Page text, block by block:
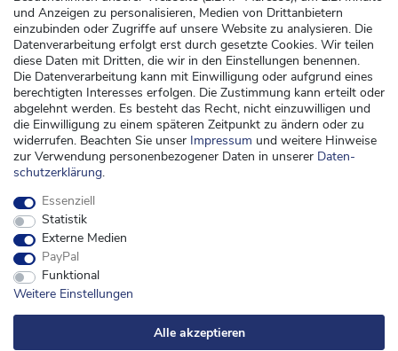
und Anzeigen zu personalisieren, Medien von Drittanbietern
einzubinden oder Zugriffe auf unsere Website zu analysieren. Die
Datenverarbeitung erfolgt erst durch gesetzte Cookies. Wir teilen
diese Daten mit Dritten, die wir in den Einstellungen benennen.
Die Datenverarbeitung kann mit Einwilligung oder aufgrund eines
berechtigten Interesses erfolgen. Die Zustimmung kann erteilt oder
abgelehnt werden. Es besteht das Recht, nicht einzuwilligen und
die Einwilligung zu einem späteren Zeitpunkt zu ändern oder zu
widerrufen. Beachten Sie unser Impressum und weitere Hinweise
zur Verwendung personenbezogener Daten in unserer Daten­
schutz­erklärung.
Essenziell
Statistik
Externe Medien
PayPal
Funktional
Weitere Einstellungen
Alle akzeptieren
Versand
Zahlung
Widerrufsrecht
Widerrufsformular
Kontakt
kontakt@kinderspieleland.de
Montag, Dienstag, Freitag von 7.30 bis 15.00 Uhr
Anrufe aus dem dt. Festnetz zum Ortstarif, Preise aus dem Mobilfunknetz ggf.
abweichend (abhängig vom Provider).